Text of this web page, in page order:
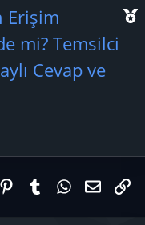
a
Erişim
mi? Temsilci
Cevap ve
PinterestTumblrE-